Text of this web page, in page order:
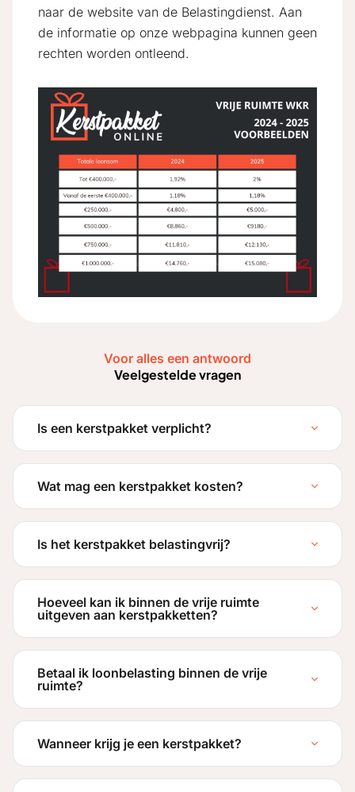
naar de website van de Belastingdienst. Aan
de informatie op onze webpagina kunnen geen
rechten worden ontleend.
Voor alles een antwoord
Veelgestelde vragen
Is een kerstpakket verplicht?
Wat mag een kerstpakket kosten?
Is het kerstpakket belastingvrij?
Hoeveel kan ik binnen de vrije ruimte
uitgeven aan kerstpakketten?
Betaal ik loonbelasting binnen de vrije
ruimte?
Wanneer krijg je een kerstpakket?